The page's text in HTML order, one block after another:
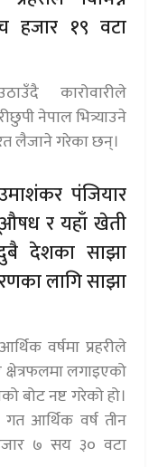
हजार १९ वटा
कारोवारीले
नेपाल भित्र्याउने
लैजाने गरेका छन्।
पंजियार
र यहाँ खेती
देशका साझा
लागि साझा
वर्षमा प्रहरीले
क्षेत्रफलमा लगाइएको
बोट नष्ट गरेको हो।
गत आर्थिक वर्ष तीन
७ सय ३० वटा